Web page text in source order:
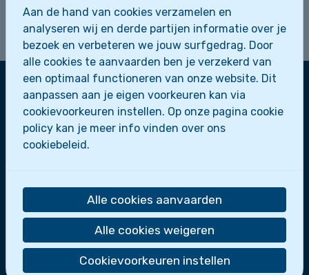
maken!
Tot dan!!
Zeescouts Sint-Leo
Zeepaardjes
Zeerobben
Dolfijnen
Scheepsmakkers
Zeeverkenners
Loodsen
Aan de hand van cookies verzamelen en
analyseren wij en derde partijen informatie over je
bezoek en verbeteren we jouw surfgedrag. Door
alle cookies te aanvaarden ben je verzekerd van
een optimaal functioneren van onze website. Dit
aanpassen aan je eigen voorkeuren kan via
cookievoorkeuren instellen. Op onze pagina cookie
policy kan je meer info vinden over ons
cookiebeleid.
Alle cookies aanvaarden
Alle cookies weigeren
Cookievoorkeuren instellen